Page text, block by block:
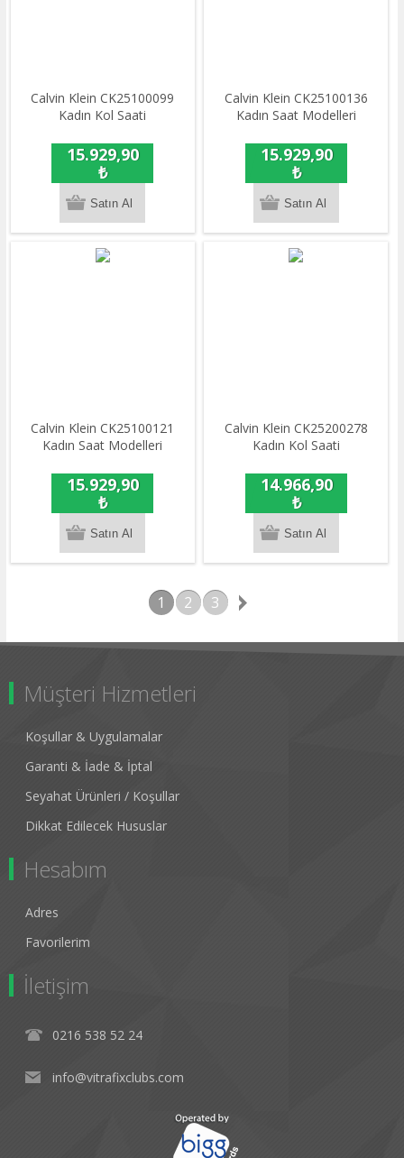
Calvin Klein CK25100099
Kadın Kol Saati
15.929,90
₺
Calvin Klein CK25100136
Kadın Saat Modelleri
15.929,90
₺
Calvin Klein CK25100121
Kadın Saat Modelleri
15.929,90
₺
Calvin Klein CK25200278
Kadın Kol Saati
14.966,90
₺
1 2 3
Müşteri Hizmetleri
Koşullar & Uygulamalar
Garanti & İade & İptal
Seyahat Ürünleri / Koşullar
Dikkat Edilecek Hususlar
Hesabım
Adres
Favorilerim
İletişim
0216 538 52 24
info@vitrafixclubs.com